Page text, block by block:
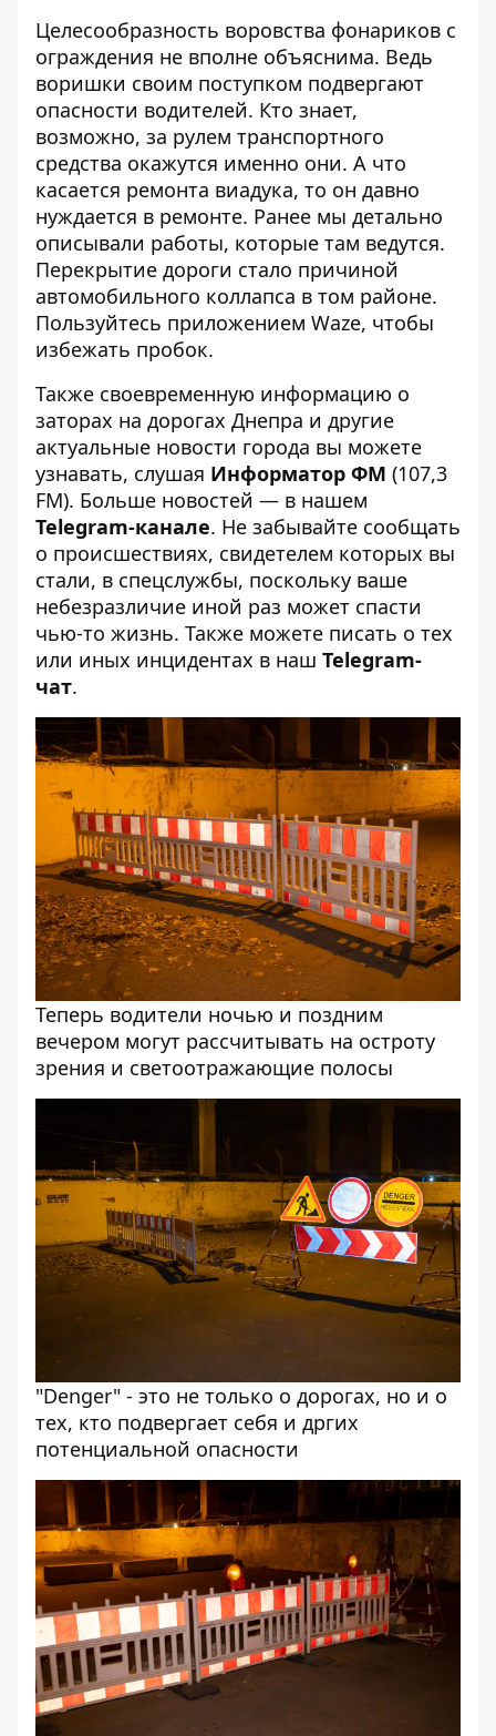
Целесообразность воровства фонариков с
ограждения не вполне объяснима. Ведь
воришки своим поступком подвергают
опасности водителей. Кто знает,
возможно, за рулем транспортного
средства окажутся именно они. А что
касается ремонта виадука, то он давно
нуждается в ремонте. Ранее мы детально
описывали работы, которые там ведутся.
Перекрытие дороги стало причиной
автомобильного коллапса в том районе.
Пользуйтесь приложением Waze, чтобы
избежать пробок.
Также своевременную информацию о
заторах на дорогах Днепра и другие
актуальные новости города вы можете
узнавать, слушая Информатор ФМ (107,3
FM). Больше новостей — в нашем
Telegram-канале. Не забывайте сообщать
о происшествиях, свидетелем которых вы
стали, в спецслужбы, поскольку ваше
небезразличие иной раз может спасти
чью-то жизнь. Также можете писать о тех
или иных инцидентах в наш Telegram-
чат.
Теперь водители ночью и поздним
вечером могут рассчитывать на остроту
зрения и светоотражающие полосы
"Denger" - это не только о дорогах, но и о
тех, кто подвергает себя и дргих
потенциальной опасности